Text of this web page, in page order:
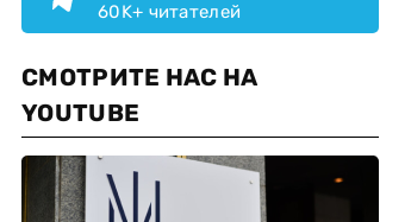
60K+ читателей
СМОТРИТЕ НАС НА
YOUTUBE